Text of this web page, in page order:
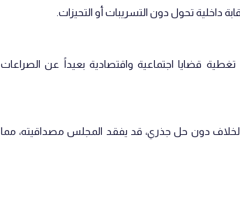
داخلية تحول دون التسريبات أو التحيزات.
قضايا اجتماعية واقتصادية بعيداً عن الصراعات
الخلاف دون حل جذري، قد يفقد المجلس مصداقيته، مما